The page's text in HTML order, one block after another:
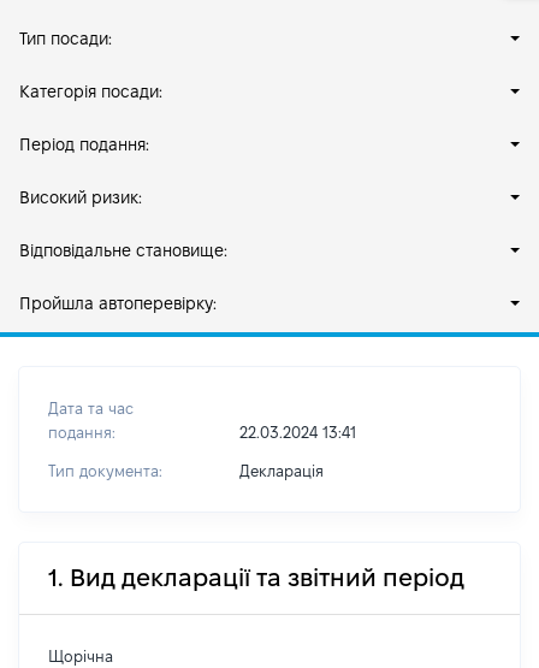
Тип посади:
Категорія посади:
Період подання:
Високий ризик:
Відповідальне становище:
Пройшла автоперевірку:
Дата та час
подання:
22.03.2024 13:41
Тип документа: Декларація
1. Вид декларації та звітний період
Щорічна